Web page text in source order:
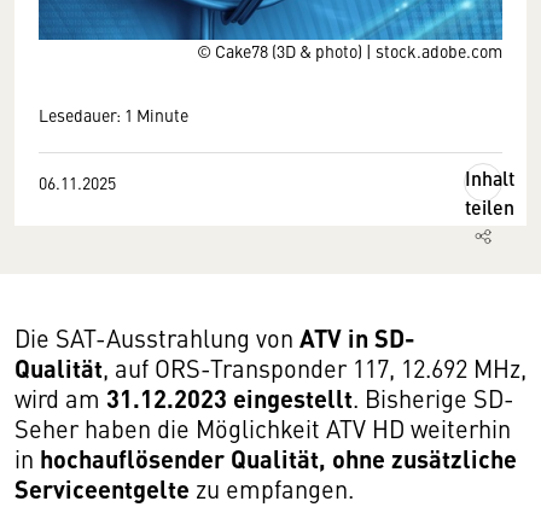
© Сake78 (3D & photo) | stock.adobe.com
Lesedauer: 1 Minute
06.11.2025
Inhalt
teilen
Die SAT-Ausstrahlung von ATV in SD-
Qualität, auf ORS-Transponder 117, 12.692 MHz,
wird am 31.12.2023 eingestellt. Bisherige SD-
Seher haben die Möglichkeit ATV HD weiterhin
in hochauflösender Qualität, ohne zusätzliche
Serviceentgelte zu empfangen.